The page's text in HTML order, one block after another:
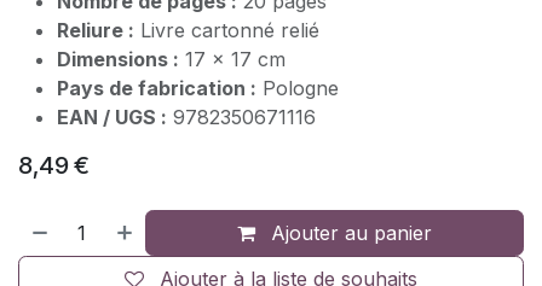
Reliure : Livre cartonné relié
Dimensions : 17 × 17 cm
Pays de fabrication : Pologne
EAN / UGS : 9782350671116
8,49€
Ajouter au panier
Ajouter à la liste de souhaits